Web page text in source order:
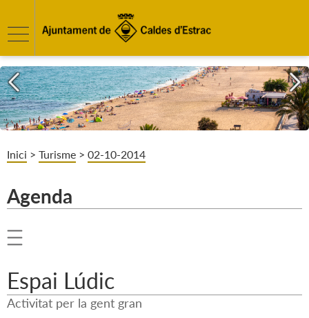
Inici > Turisme > 02-10-2014
Agenda
Espai Lúdic
Activitat per la gent gran